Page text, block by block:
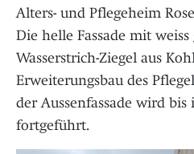
Alters- und Pflegeheim
Die helle Fassade mit
Wasserstrich-Ziegel aus
Erweiterungsbau des
der Aussenfassade wird bis
fortgeführt.